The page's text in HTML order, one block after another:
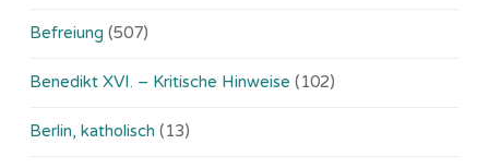
Befreiung (507)
Benedikt XVI. – Kritische Hinweise (102)
Berlin, katholisch (13)